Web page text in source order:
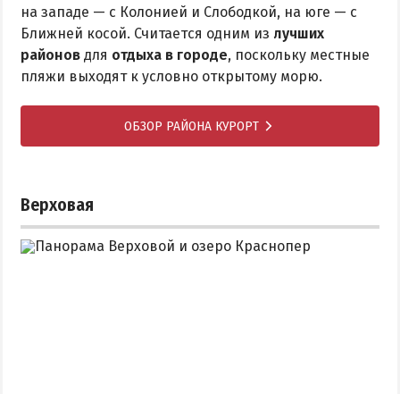
на западе — с Колонией и Слободкой, на юге — с
Ближней косой. Считается одним из лучших
районов для отдыха в городе, поскольку местные
пляжи выходят к условно открытому морю.
ОБЗОР РАЙОНА КУРОРТ
Верховая